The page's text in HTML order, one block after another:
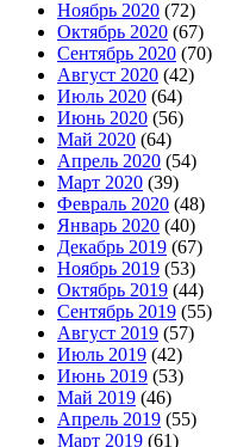
Ноябрь 2020 (72)
Октябрь 2020 (67)
Сентябрь 2020 (70)
Август 2020 (42)
Июль 2020 (64)
Июнь 2020 (56)
Май 2020 (64)
Апрель 2020 (54)
Март 2020 (39)
Февраль 2020 (48)
Январь 2020 (40)
Декабрь 2019 (67)
Ноябрь 2019 (53)
Октябрь 2019 (44)
Сентябрь 2019 (55)
Август 2019 (57)
Июль 2019 (42)
Июнь 2019 (53)
Май 2019 (46)
Апрель 2019 (55)
Март 2019 (61)